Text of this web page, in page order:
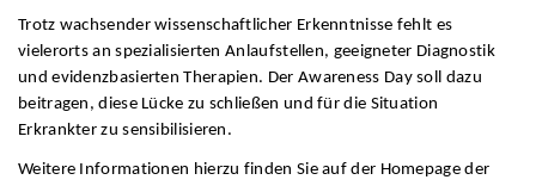
Trotz wachsender wissenschaftlicher Erkenntnisse fehlt es
vielerorts an spezialisierten Anlaufstellen, geeigneter Diagnostik
und evidenzbasierten Therapien. Der Awareness Day soll dazu
beitragen, diese Lücke zu schließen und für die Situation
Erkrankter zu sensibilisieren.
Weitere Informationen hierzu finden Sie auf der Homepage der